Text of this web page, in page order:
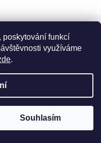
poskytování funkcí
využíváme
.
Souhlasím
cookies